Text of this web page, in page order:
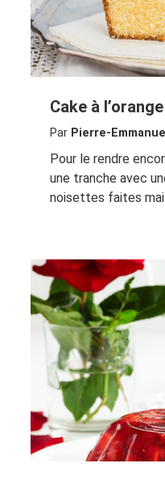
Cake à l’orange
Par Pierre-
Pour le rendre
une tranche avec
noisettes faites